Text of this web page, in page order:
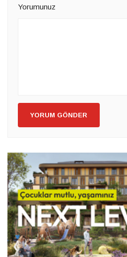
Yorumunuz
YORUM GÖNDER